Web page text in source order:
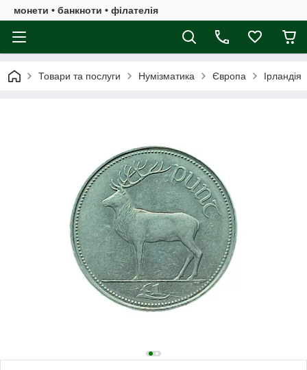
монети • банкноти • філателія
Товари та послуги Нумізматика Європа Ірландія